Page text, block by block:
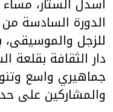
الدورة السادسة
للزجل
دار الثقافة
جماهيري واسع
والمشاركين على